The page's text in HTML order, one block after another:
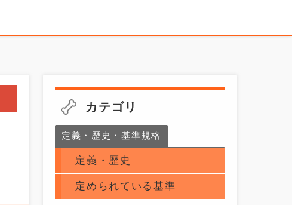
カテゴリ
定義・歴史・基準規格
定義・歴史
定められている基準